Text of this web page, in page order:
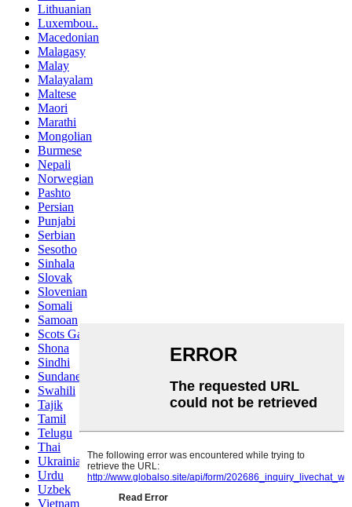
Lithuanian
Luxembou..
Macedonian
Malagasy
Malay
Malayalam
Maltese
Maori
Marathi
Mongolian
Burmese
Nepali
Norwegian
Pashto
Persian
Punjabi
Serbian
Sesotho
Sinhala
Slovak
Slovenian
Somali
Samoan
Scots Gaelic
Shona
Sindhi
Sundanese
Swahili
Tajik
Tamil
Telugu
Thai
Ukrainian
Urdu
Uzbek
Vietnamese